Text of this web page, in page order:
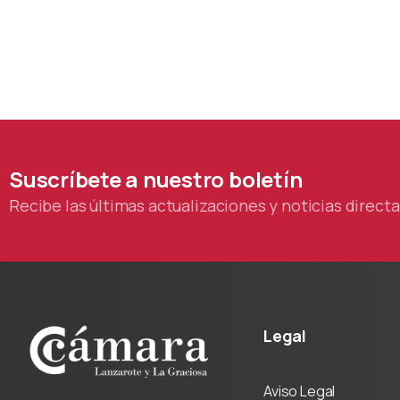
Suscríbetea nuestro boletín
Recibe las últimas actualizaciones y noticias
Legal
Aviso Legal